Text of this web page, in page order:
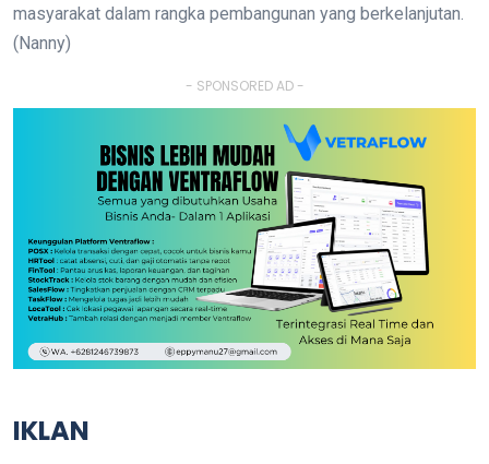
masyarakat dalam rangka pembangunan yang berkelanjutan.
(Nanny)
- SPONSORED AD -
IKLAN